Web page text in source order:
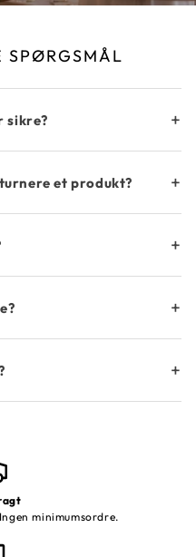
SPØRGSMÅL
sikre? +
et produkt? +
+
+
+
minimumsordre.